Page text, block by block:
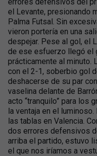
el Levante, presionando
Palma Futsal. Sin
vieron portería en una
despejar. Pese al gol, el
de ese esfuerzo llegó el
prácticamente al minuto.
con el 2-1, soberbio gol
deshacerse de su par
vaselina delante de
acto “tranquilo” para los
la ventaja en el
las tablas en Valencia.
dos errores defensivos
arriba el partido, estuvo
el que nos iríamos a